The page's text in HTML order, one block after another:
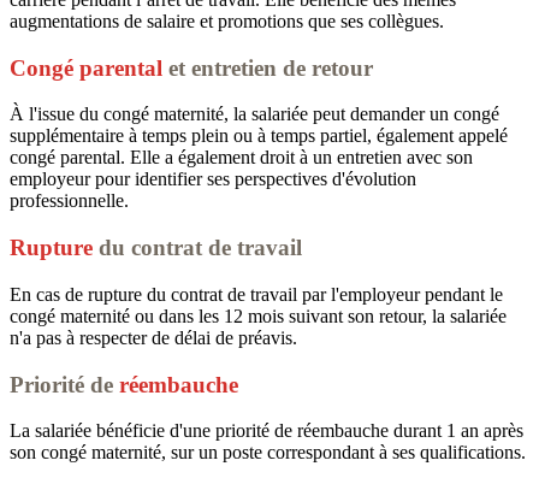
augmentations de salaire et promotions que ses collègues.
Congé parental et entretien de retour
À l'issue du congé maternité, la salariée peut demander un congé
supplémentaire à temps plein ou à temps partiel, également appelé
congé parental. Elle a également droit à un entretien avec son
employeur pour identifier ses perspectives d'évolution
professionnelle.
Rupture du contrat de travail
En cas de rupture du contrat de travail par l'employeur pendant le
congé maternité ou dans les 12 mois suivant son retour, la salariée
n'a pas à respecter de délai de préavis.
Priorité de réembauche
La salariée bénéficie d'une priorité de réembauche durant 1 an après
son congé maternité, sur un poste correspondant à ses qualifications.